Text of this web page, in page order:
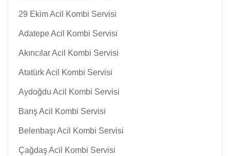
29 Ekim Acil Kombi Servisi
Adatepe Acil Kombi Servisi
Akıncılar Acil Kombi Servisi
Atatürk Acil Kombi Servisi
Aydoğdu Acil Kombi Servisi
Barış Acil Kombi Servisi
Belenbaşı Acil Kombi Servisi
Çağdaş Acil Kombi Servisi